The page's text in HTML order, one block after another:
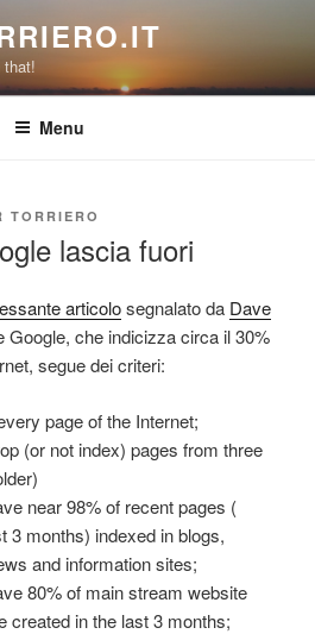
that!
Menu
TORRIERO
lascia fuori
articolosegnalato da Dave
Google, che indicizza circa il 30%
segue dei criteri:
page of the Internet;
(or not index) pages from three
near 98% of recent pages (
3 months) indexed in blogs,
and information sites;
80% of main stream website
created in the last 3 months;